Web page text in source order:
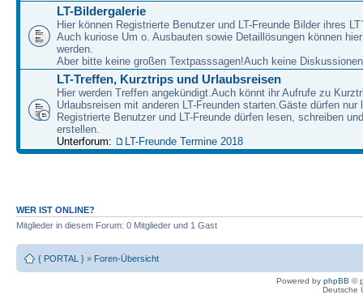
LT-Bildergalerie
Hier können Registrierte Benutzer und LT-Freunde Bilder ihres
Auch kuriose Um o. Ausbauten sowie Detaillösungen können
werden.
Aber bitte keine großen Textpasssagen!Auch keine
LT-Treffen, Kurztrips und Urlaubsreisen
Hier werden Treffen angekündigt.Auch könnt ihr Aufrufe zu
Urlaubsreisen mit anderen LT-Freunden starten.Gäste dürfen nur
Registrierte Benutzer und LT-Freunde dürfen lesen, schreiben
erstellen.
Unterforum:
LT-Freunde Termine 2018
WER IST ONLINE?
Mitglieder in diesem Forum: 0 Mitglieder und 1 Gast
{ PORTAL } » Foren-Übersicht
Powered by phpBB ©
Deutsche